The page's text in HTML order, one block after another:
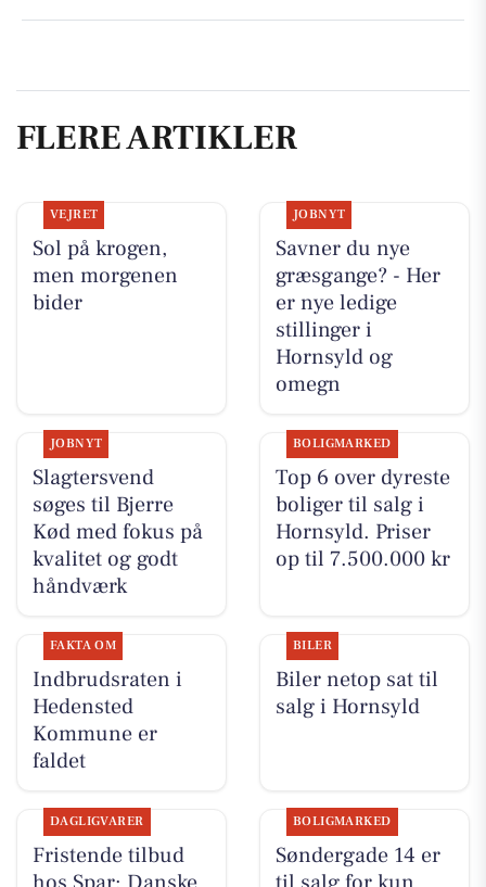
FLERE ARTIKLER
VEJRET
Sol på krogen,
men morgenen
bider
JOBNYT
Savner du nye
græsgange? - Her
er nye ledige
stillinger i
Hornsyld og
omegn
JOBNYT
Slagtersvend
søges til Bjerre
Kød med fokus på
kvalitet og godt
håndværk
BOLIGMARKED
Top 6 over dyreste
boliger til salg i
Hornsyld. Priser
op til 7.500.000 kr
FAKTA OM
Indbrudsraten i
Hedensted
Kommune er
faldet
BILER
Biler netop sat til
salg i Hornsyld
DAGLIGVARER
Fristende tilbud
BOLIGMARKED
Søndergade 14 er